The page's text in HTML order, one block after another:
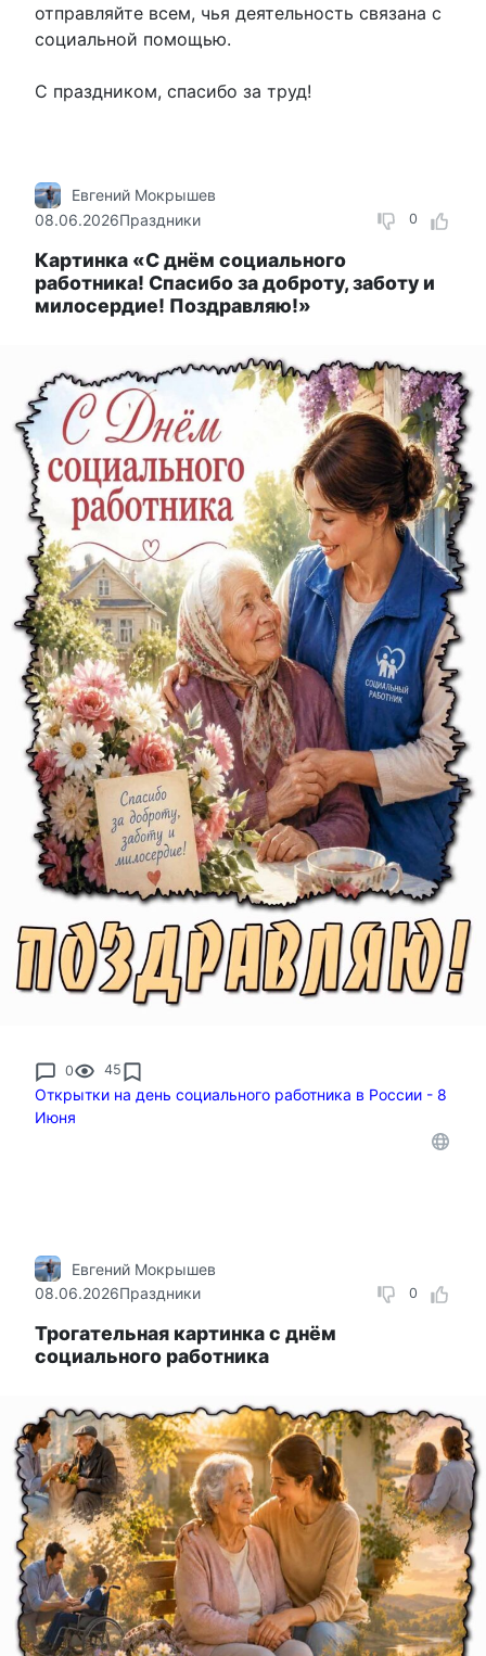
отправляйте всем, чья деятельность связана с
социальной помощью.
С праздником, спасибо за труд!
0
Евгений Мокрышев
08.06.2026Праздники
Картинка «С днём социального
работника! Спасибо за доброту, заботу и
милосердие! Поздравляю!»
0 45
Открытки на день социального работника в России - 8
Июня
0
Евгений Мокрышев
08.06.2026Праздники
Трогательная картинка с днём
социального работника